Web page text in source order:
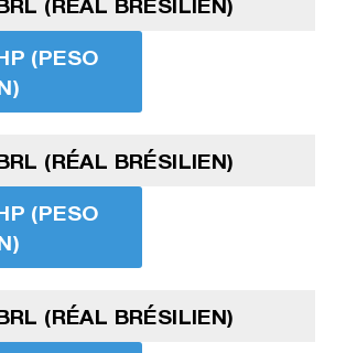
(PESO
(RÉAL BRÉSILIEN)
(PESO
(RÉAL BRÉSILIEN)